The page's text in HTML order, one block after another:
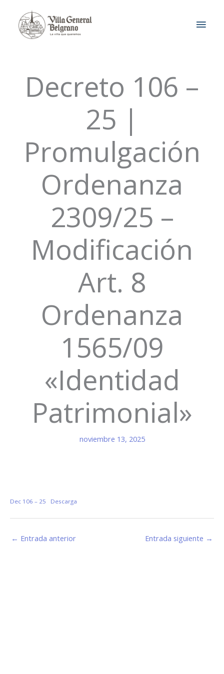
contenido
Decreto 106 –
25 |
Promulgación
Ordenanza
2309/25 –
Modificación
Art. 8
Ordenanza
1565/09
«Identidad
Patrimonial»
noviembre 13, 2025
Dec 106 – 25 Descarga
← Entrada anterior Entrada siguiente →